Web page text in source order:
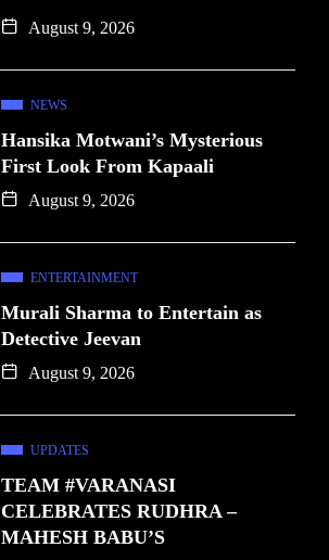
August 9, 2026
NEWS
Hansika Motwani’s Mysterious
First Look From Kapaali
August 9, 2026
ENTERTAINMENT
Murali Sharma to Entertain as
Detective Jeevan
August 9, 2026
UPDATES
TEAM #VARANASI
CELEBRATES RUDHRA –
MAHESH BABU’S